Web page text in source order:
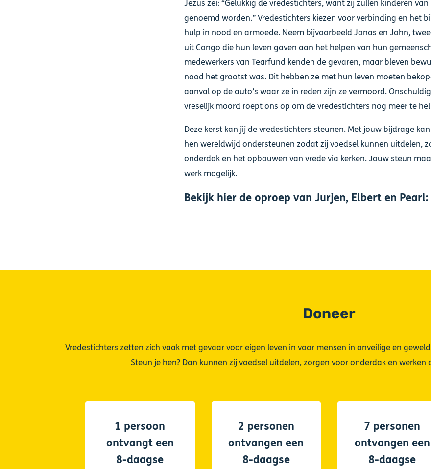
Jezus zei: “Gelukkig de vredestichters, want zij zullen kinderen van
genoemd worden.” Vredestichters kiezen voor verbinding en het
hulp in nood en armoede. Neem bijvoorbeeld Jonas en John,
uit Congo die hun leven gaven aan het helpen van hun
medewerkers van Tearfund kenden de gevaren, maar bleven
nood het grootst was. Dit hebben ze met hun leven moeten
aanval op de auto’s waar ze in reden zijn ze vermoord.
vreselijk moord roept ons op om de vredestichters nog meer te
Deze kerst kan jij de vredestichters steunen. Met jouw bijdrage
hen wereldwijd ondersteunen zodat zij voedsel kunnen uitdelen,
onderdak en het opbouwen van vrede via kerken. Jouw steun
werk mogelijk.
Bekijk hier de oproep van Jurjen, Elbert en Pearl:
Doneer
Vredestichters zetten zich vaak met gevaar voor eigen leven in voor mensen in onveilige en
Steun je hen? Dan kunnen zij voedsel uitdelen, zorgen voor onderdak en werken
1 persoon
ontvangt een
8-daagse
2 personen
ontvangen een
8-daagse
7 personen
ontvangen een
8-daagse